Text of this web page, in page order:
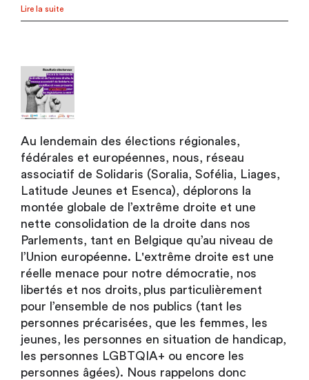
Lire la suite
Au lendemain des élections régionales,
fédérales et européennes, nous, réseau
associatif de Solidaris (Soralia, Sofélia, Liages,
Latitude Jeunes et Esenca), déplorons la
montée globale de l’extrême droite et une
nette consolidation de la droite dans nos
Parlements, tant en Belgique qu’au niveau de
l’Union européenne. L'extrême droite est une
réelle menace pour notre démocratie, nos
libertés et nos droits, plus particulièrement
pour l’ensemble de nos publics (tant les
personnes précarisées, que les femmes, les
jeunes, les personnes en situation de handicap,
les personnes LGBTQIA+ ou encore les
personnes âgées). Nous rappelons donc